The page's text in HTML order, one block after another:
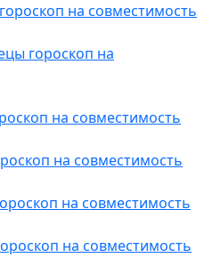
на совместимость
гороскоп на
на совместимость
на совместимость
на совместимость
на совместимость